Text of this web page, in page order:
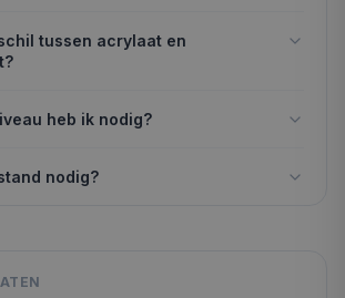
tussen acrylaat en
heb ik nodig?
nodig?